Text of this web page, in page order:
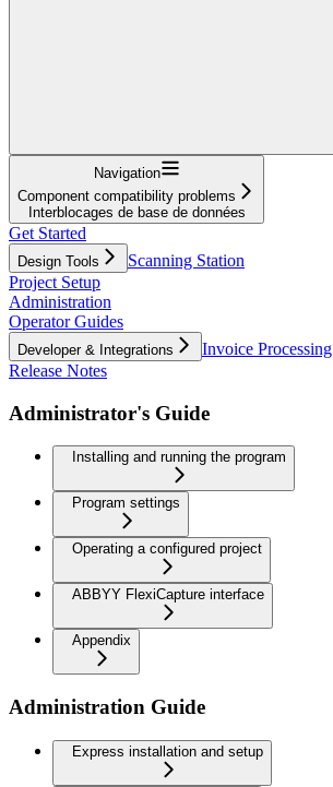
Navigation
Component compatibility problems
Interblocages de base de données
Get Started
Design Tools
Scanning Station
Project Setup
Administration
Operator Guides
Developer & Integrations
Invoice Processing
Release Notes
Administrator's Guide
Installing and running the program
Program settings
Operating a configured project
ABBYY FlexiCapture interface
Appendix
Administration Guide
Express installation and setup